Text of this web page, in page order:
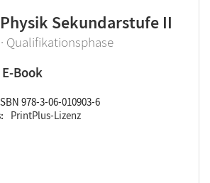
Sekundarstufe II
Qualifikationsphase
Book
978-3-06-010903-6
PrintPlus-Lizenz